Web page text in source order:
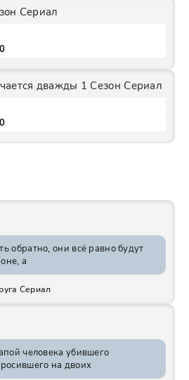
Сериал
дважды 1 Сезон Сериал
обратно, они всё равно будут
а
Сериал
человека убившего
на двоих